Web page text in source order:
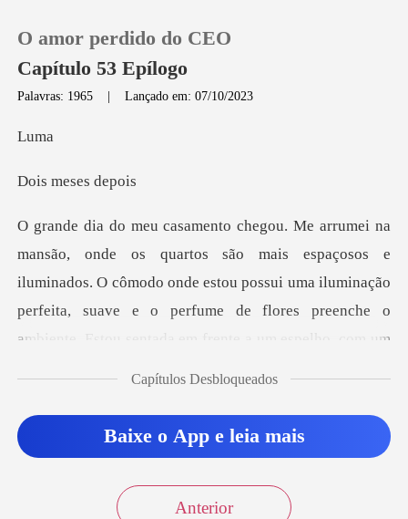
Loja
O amor perdido do CEO
Capítulo 53 Epílogo
Palavras: 1965 |Lançado em: 07/10/2023
u
meses
O cômodo onde estou possui uma iluminação
perfeita, suave e o perfume de flores preenche o
ambiente. Estou se
Capítulos Desbloqueados
Baixe o App e leia mais
Anterior